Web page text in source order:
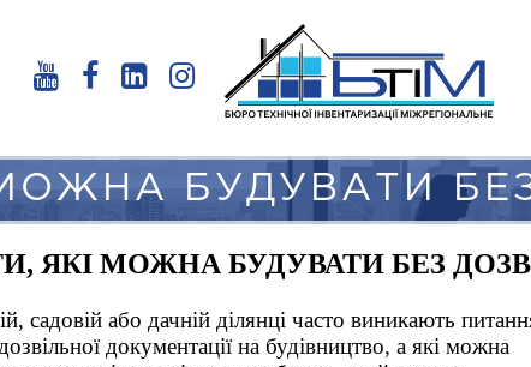
БУДУВАТИ
ЯКІ МОЖНА БУДУВАТИ БЕЗ
садовій або дачній ділянці часто виникають
документації на будівництво, а які можна